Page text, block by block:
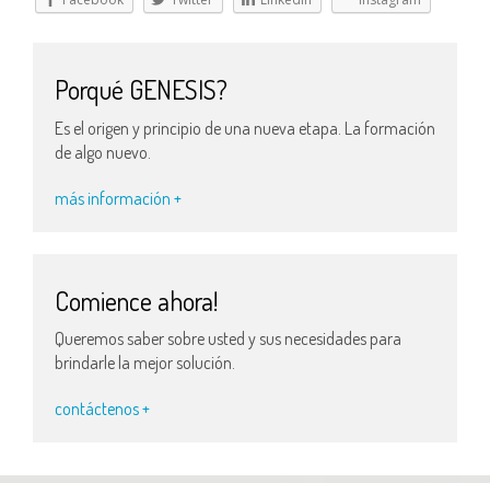
Porqué GENESIS?
Es el origen y principio de una nueva etapa. La formación
de algo nuevo.
más información +
Comience ahora!
Queremos saber sobre usted y sus necesidades para
brindarle la mejor solución.
contáctenos +